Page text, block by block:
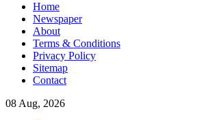
Home
Newspaper
About
Terms & Conditions
Privacy Policy
Sitemap
Contact
08 Aug, 2026